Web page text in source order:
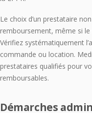
Le choix d’un prestataire
remboursement, même si
Vérifiez systématiquement
commande ou location.
prestataires qualifiés pour
remboursables.
Démarches